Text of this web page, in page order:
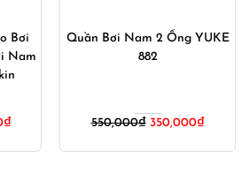
Bơi
Nam
₫
Quần Bơi Nam 2 Ống YUKE
882
550,000₫ Giá
350,000₫Giá